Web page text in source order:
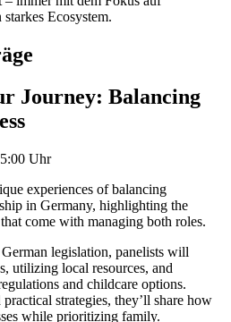
Ecosystem.
Journey: Balancing
Uhr
experiences of balancing
in Germany, highlighting the
come with managing both roles.
legislation, panelists will
utilizing local resources, and
and childcare options.
strategies, they’ll share how
while prioritizing family.